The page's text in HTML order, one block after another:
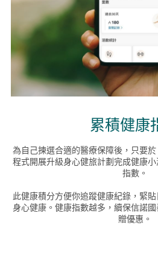
累積健康
為自己揀選合適的醫療保障後，只要
程式開展升級身心健旅計劃完成健康
指數。
此健康積分方便你追蹤健康紀錄，緊
身心健康。健康指數越多，續保信諾
贈優惠。